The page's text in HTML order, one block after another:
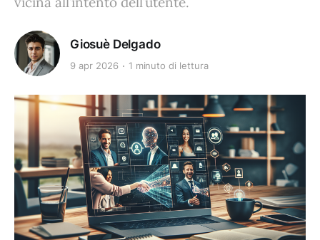
Giosuè Delgado
9 apr 2026 1 minuto di lettura